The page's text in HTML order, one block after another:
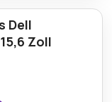
profitieren Sie
Laptops.
Dell
Zoll